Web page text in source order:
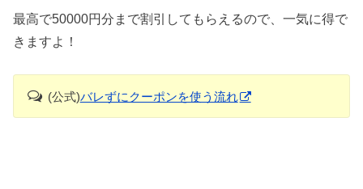
最高で50000円分まで割引してもらえるので、一気に得で
きますよ！
(公式)バレずにクーポンを使う流れ